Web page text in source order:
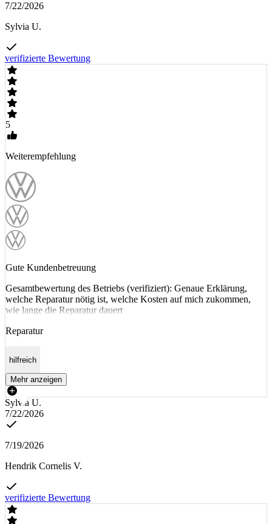
7/22/2026
Sylvia U.
verifizierte Bewertung
5
Weiterempfehlung
Gute Kundenbetreuung
Gesamtbewertung des Betriebs (verifiziert): Genaue Erklärung,
welche Reparatur nötig ist, welche Kosten auf mich zukommen,
wie lange die Reparatur dauert
Reparatur
hilfreich
Mehr anzeigen
Sylvia U.
7/22/2026
7/19/2026
Hendrik Cornelis V.
verifizierte Bewertung